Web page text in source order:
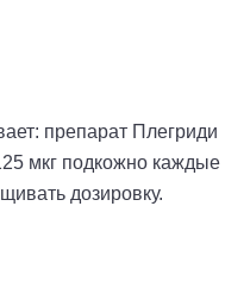
препарат Плегриди
мкг подкожно каждые
дозировку.